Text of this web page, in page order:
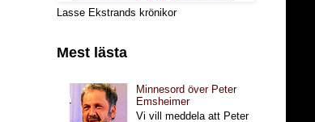
Lasse Ekstrands krönikor
Mest lästa
Minnesord över Peter
Emsheimer
Vi vill meddela att Peter